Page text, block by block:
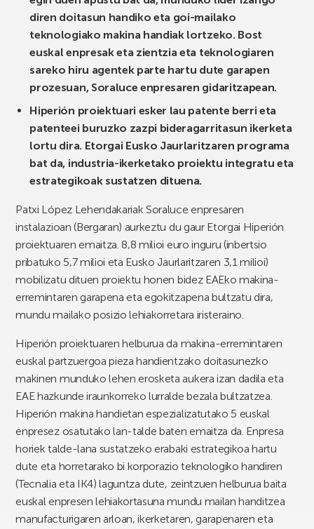
diren doitasun handiko eta goi-mailako
teknologiako makina handiak lortzeko. Bost
euskal enpresak eta zientzia eta teknologiaren
sareko hiru agentek parte hartu dute garapen
prozesuan, Soraluce enpresaren gidaritzapean.
Hiperión proiektuari esker lau patente berri eta
patenteei buruzko zazpi bideragarritasun ikerketa
lortu dira. Etorgai Eusko Jaurlaritzaren programa
bat da, industria-ikerketako proiektu integratu eta
estrategikoak sustatzen dituena.
Patxi López Lehendakariak Soraluce enpresaren
instalazioan (Bergaran) aurkeztu du gaur Etorgai Hiperión
proiektuaren emaitza. 8,8 milioi euro inguru (inbertsio
pribatuko 5,7 milioi eta Eusko Jaurlaritzaren 3,1 milioi)
mobilizatu dituen proiektu honen bidez EAEko makina-
erremintaren garapena eta egokitzapena bultzatu dira,
mundu mailako posizio lehiakorretara iristeraino.
Hiperión proiektuaren helburua da makina-erremintaren
euskal partzuergoa pieza handientzako doitasunezko
makinen munduko lehen erosketa aukera izan dadila eta
EAE hazkunde iraunkorreko lurralde bezala bultzatzea.
Hiperión makina handietan espezializatutako 5 euskal
enpresez osatutako lan-talde baten emaitza da. Enpresa
horiek talde-lana sustatzeko erabaki estrategikoa hartu
dute eta horretarako bi korporazio teknologiko handiren
(Tecnalia eta IK4) laguntza dute, zeintzuen helburua baita
euskal enpresen lehiakortasuna mundu mailan handitzea
manufacturigaren arloan, ikerketaren, garapenaren eta